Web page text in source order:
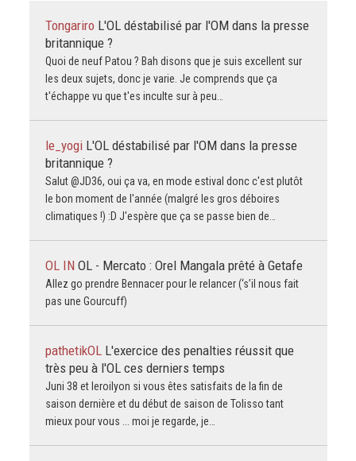
Tongariro L'OL déstabilisé par l'OM dans la presse
britannique ?
Quoi de neuf Patou ? Bah disons que je suis excellent sur
les deux sujets, donc je varie. Je comprends que ça
t'échappe vu que t'es inculte sur à peu…
le_yogi L'OL déstabilisé par l'OM dans la presse
britannique ?
Salut @JD36, oui ça va, en mode estival donc c'est plutôt
le bon moment de l'année (malgré les gros déboires
climatiques !) :D J'espère que ça se passe bien de…
OL IN OL - Mercato : Orel Mangala prêté à Getafe
Allez go prendre Bennacer pour le relancer (‘s’il nous fait
pas une Gourcuff)
pathetikOL L'exercice des penalties réussit que
très peu à l'OL ces derniers temps
Juni 38 et leroilyon si vous êtes satisfaits de la fin de
saison dernière et du début de saison de Tolisso tant
mieux pour vous ... moi je regarde, je…